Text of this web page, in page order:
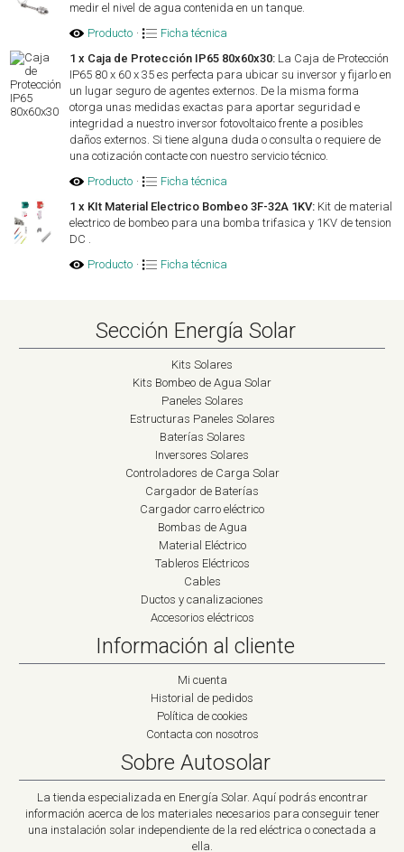
medir el nivel de agua contenida en un tanque.
Producto ·
Ficha técnica
1 x Caja de Protección IP65 80x60x30: La Caja de Protección
IP65 80 x 60 x 35 es perfecta para ubicar su inversor y fijarlo en
un lugar seguro de agentes externos. De la misma forma
otorga unas medidas exactas para aportar seguridad e
integridad a nuestro inversor fotovoltaico frente a posibles
daños externos. Si tiene alguna duda o consulta o requiere de
una cotización contacte con nuestro servicio técnico.
Producto ·
Ficha técnica
1 x KIt Material Electrico Bombeo 3F-32A 1KV: Kit de material
electrico de bombeo para una bomba trifasica y 1KV de tension
DC .
Producto · Ficha técnica
Sección Energía Solar
Kits Solares
Kits Bombeo de Agua Solar
Paneles Solares
Estructuras Paneles Solares
Baterías Solares
Inversores Solares
Controladores de Carga Solar
Cargador de Baterías
Cargador carro eléctrico
Bombas de Agua
Material Eléctrico
Tableros Eléctricos
Cables
Ductos y canalizaciones
Accesorios eléctricos
Información al cliente
Mi cuenta
Historial de pedidos
Política de cookies
Contacta con nosotros
Sobre Autosolar
La tienda especializada en Energía Solar. Aquí podrás encontrar
información acerca de los materiales necesarios para conseguir tener
una instalación solar independiente de la red eléctrica o conectada a
ella.